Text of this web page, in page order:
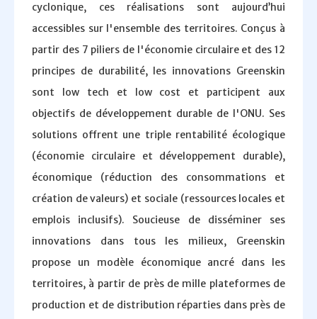
cyclonique, ces réalisations sont aujourd’hui
accessibles sur l'ensemble des territoires. Conçus à
partir des 7 piliers de l'économie circulaire et des 12
principes de durabilité, les innovations Greenskin
sont low tech et low cost et participent aux
objectifs de développement durable de l'ONU. Ses
solutions offrent une triple rentabilité écologique
(économie circulaire et développement durable),
économique (réduction des consommations et
création de valeurs) et sociale (ressources locales et
emplois inclusifs). Soucieuse de disséminer ses
innovations dans tous les milieux, Greenskin
propose un modèle économique ancré dans les
territoires, à partir de près de mille plateformes de
production et de distribution réparties dans près de